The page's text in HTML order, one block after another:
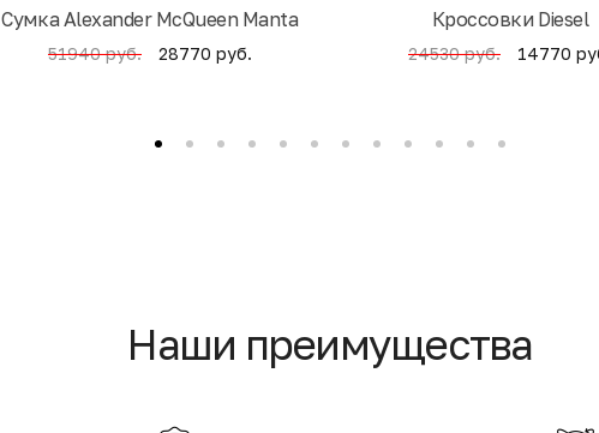
Cумка Alexander McQueen Manta
51940 руб. 28770 руб.
Кроссовки Diesel
24530 руб. 14770
Наши преимущества